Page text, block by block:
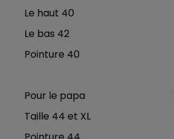
Le haut 40
Le bas 42
Pointure 40
Pour le papa
Taille 44 et XL